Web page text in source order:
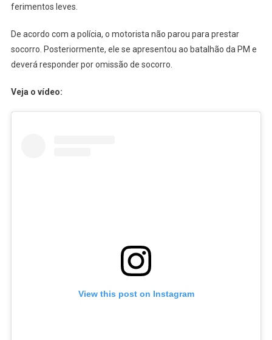
ferimentos leves.
De acordo com a polícia, o motorista não parou para prestar
socorro. Posteriormente, ele se apresentou ao batalhão da PM e
deverá responder por omissão de socorro.
Veja o vídeo:
View this post on Instagram